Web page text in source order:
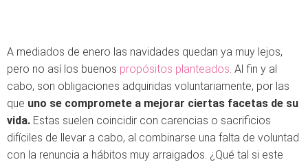
A mediados de enero las navidades quedan ya muy lejos,
pero no así los buenos propósitos planteados. Al fin y al
cabo, son obligaciones adquiridas voluntariamente, por las
que uno se compromete a mejorar ciertas facetas de su
vida. Estas suelen coincidir con carencias o sacrificios
difíciles de llevar a cabo, al combinarse una falta de voluntad
con la renuncia a hábitos muy arraigados. ¿Qué tal si este